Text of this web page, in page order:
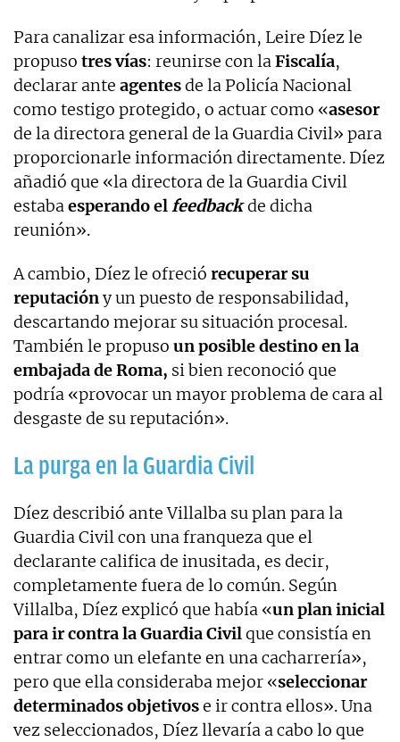
Para canalizar esa información, Leire Díez le
propuso tres vías: reunirse con laFiscalía,
declarar ante agentesde la Policía Nacional
como testigo protegido, o actuar como «asesor
de la directora general de la Guardia Civil» para
proporcionarle información directamente. Díez
añadió que «la directora de la Guardia Civil
estabaesperando elfeedbackde dicha
reunión».
A cambio, Díez le ofreció recuperar su
reputacióny un puesto de responsabilidad,
descartando mejorar su situación procesal.
También le propuso un posible destino en la
embajada de Roma, si bien reconoció que
podría «provocar un mayor problema de cara al
desgaste de su reputación».
La purga en la Guardia Civil
Díez describió ante Villalba su plan para la
Guardia Civil con una franqueza que el
declarante califica de inusitada, es decir,
completamente fuera de lo común. Según
Villalba, Díez explicó que había «un plan inicial
para ir contra la Guardia Civilque consistía en
entrar como un elefante en una cacharrería»,
pero que ella consideraba mejor «seleccionar
determinados objetivose ir contra ellos». Una
vez seleccionados, Díez llevaría a cabo lo que